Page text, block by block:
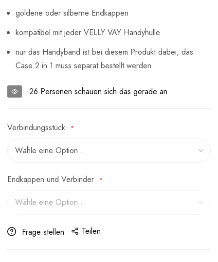
goldene oder silberne Endkappen
kompatibel mit jeder VELLY VAY Handyhülle
nur das Handyband ist bei diesem Produkt dabei, das
Case 2 in 1 muss separat bestellt werden
26 Personen schauen sich das gerade an
Verbindungsstück
Endkappen und Verbinder
Frage stellen Teilen